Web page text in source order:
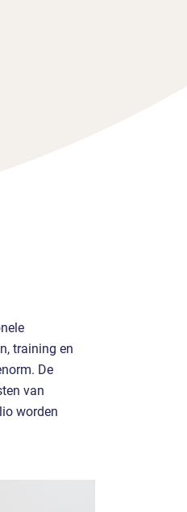
training en
De
van
worden